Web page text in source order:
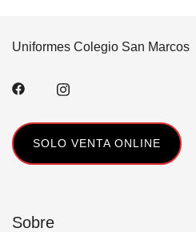
Uniformes Colegio San Marcos
SOLO VENTA ONLINE
Sobre